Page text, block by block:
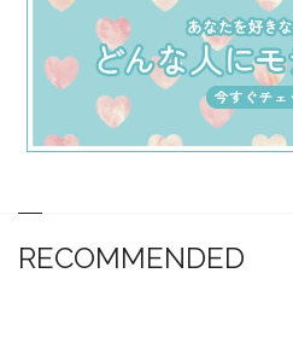
RECOMMENDED